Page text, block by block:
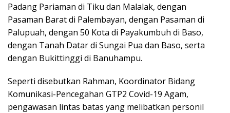
Padang Pariaman di Tiku dan Malalak, dengan
Pasaman Barat di Palembayan, dengan Pasaman di
Palupuah, dengan 50 Kota di Payakumbuh di Baso,
dengan Tanah Datar di Sungai Pua dan Baso, serta
dengan Bukittinggi di Banuhampu.
Seperti disebutkan Rahman, Koordinator Bidang
Komunikasi-Pencegahan GTP2 Covid-19 Agam,
pengawasan lintas batas yang melibatkan personil